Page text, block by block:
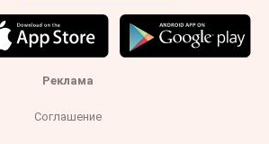
Реклама
Соглашение